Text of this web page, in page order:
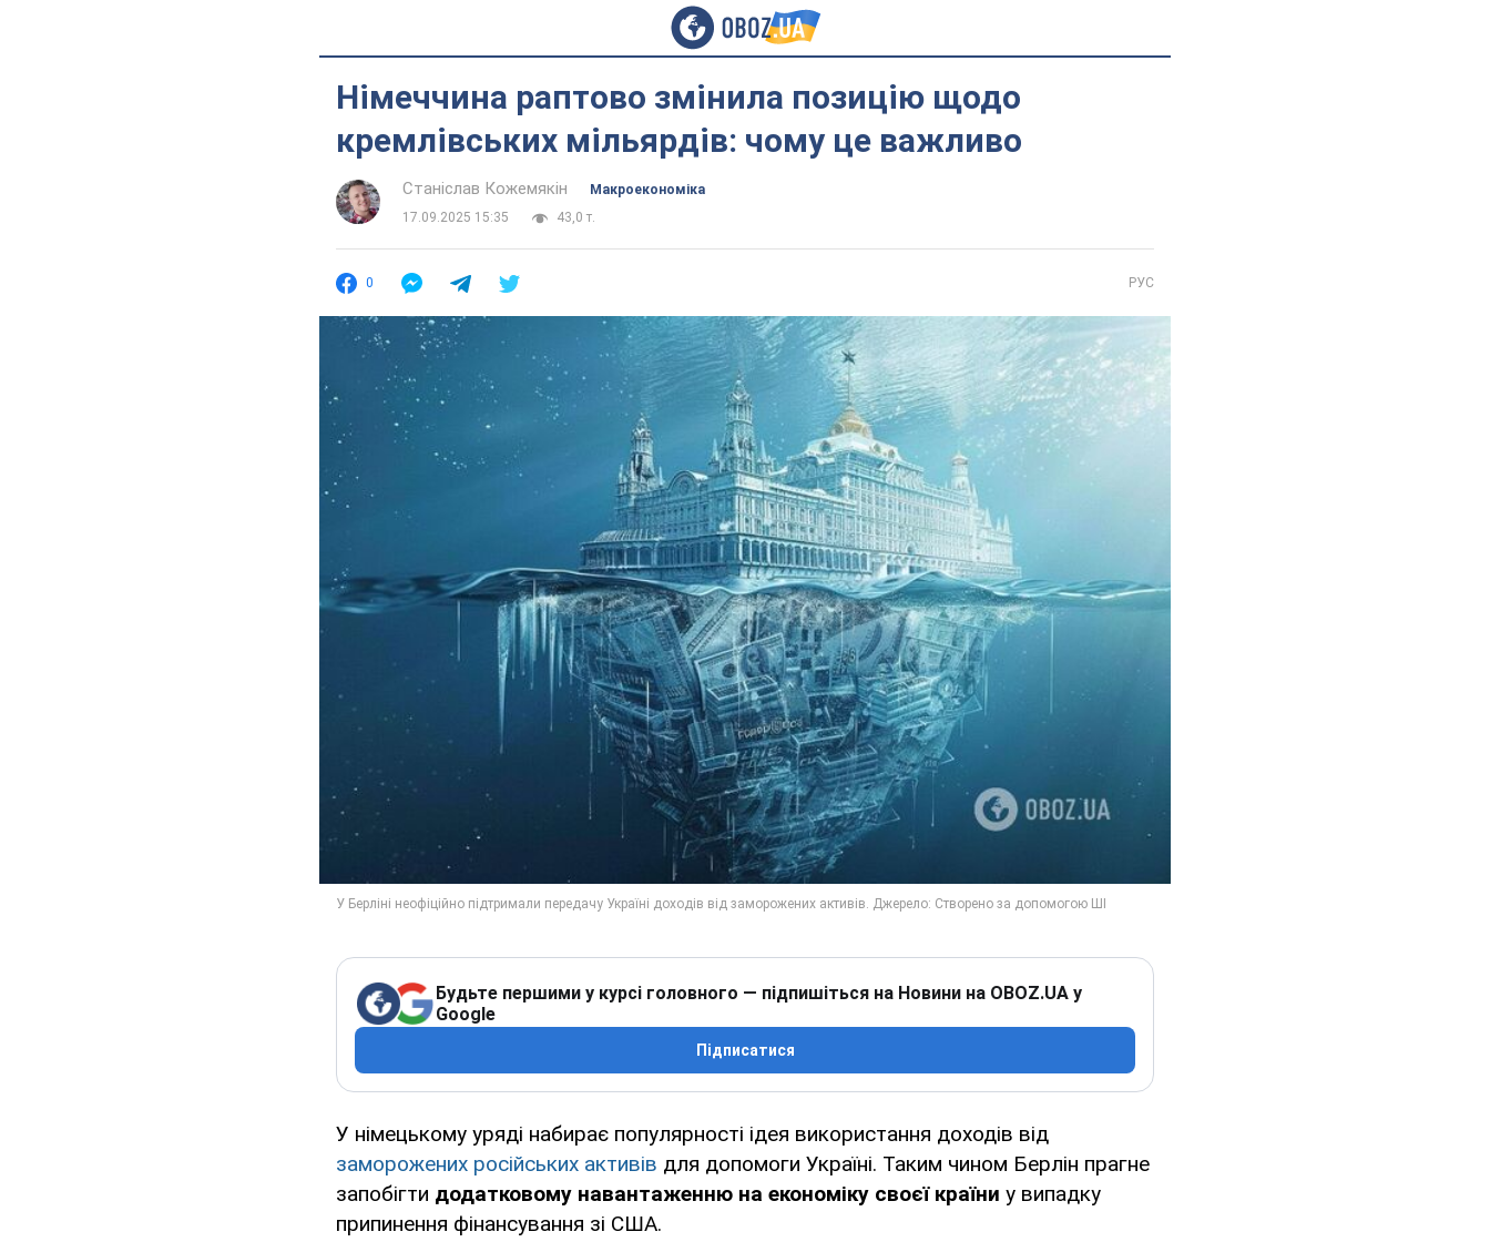
Німеччина раптово змінила позицію щодо
кремлівських мільярдів: чому це важливо
Станіслав Кожемякін
Mакроекономіка
17.09.2025 15:35
43,0 т.
0 РУС
Будьте першими у курсі головного — підпишіться на Новини на OBOZ.UA у
Google
Підписатися
У німецькому уряді набирає популярності ідея використання доходів від
заморожених російських активів для допомоги Україні. Таким чином Берлін прагне
запобігти додатковому навантаженню на економіку своєї країни у випадку
припинення фінансування зі США.